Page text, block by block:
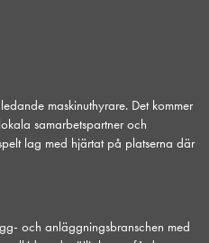
maskinuthyrare. Det kommer
samarbetspartner och
lag med hjärtat på platserna där
och anläggningsbranschen med